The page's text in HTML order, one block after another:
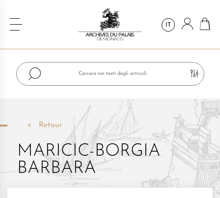
IT
Retour
MARICIC-BORGIA
BARBARA